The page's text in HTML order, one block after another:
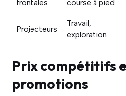
frontales course à pied
Projecteurs
Travail,
exploration
Prix compétitifs
promotions